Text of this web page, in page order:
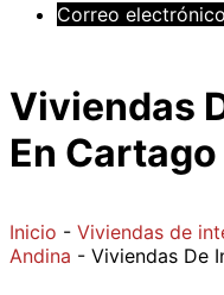
Correo electrónico
Viviendas
En
Inicio - Viviendas de
Andina - Viviendas De